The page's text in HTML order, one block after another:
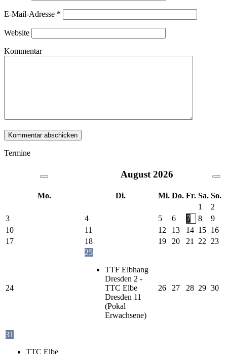
E-Mail-Adresse *
Website
Kommentar
Termine
August 2026
Mo. Di. Mi. Do. Fr. Sa. So.
1
2
3
4 5 6 7 8
9
10
11 12 13 14 15 16
17
18 19 20 21 22 23
24
25
TTF Elbhang
Dresden 2 -
TTC Elbe
Dresden 11
(Pokal
Erwachsene)
26 27 28 29 30
31
TTC Elbe